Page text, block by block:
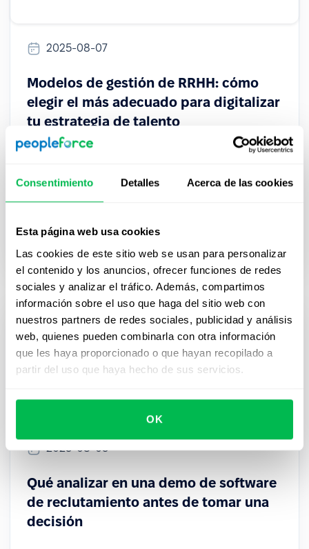
Consentimiento Detalles Acerca de las cookies
Esta página web usa cookies
Las cookies de este sitio web se usan para personalizar
el contenido y los anuncios, ofrecer funciones de redes
sociales y analizar el tráfico. Además, compartimos
información sobre el uso que haga del sitio web con
nuestros partners de redes sociales, publicidad y análisis
web, quienes pueden combinarla con otra información
que les haya proporcionado o que hayan recopilado a
partir del uso que haya hecho de sus servicios.
OK
2025-08-07
Modelos de gestión de RRHH: cómo
elegir el más adecuado para digitalizar
tu estrategia de talento
Descubre Cómo Transformar Tu Estrategia de
Eficientes, Digitales y Alineados al Crecimiento del
Negocio.
Performance
2025-08-05
Qué analizar en una demo de software
de reclutamiento antes de tomar una
decisión